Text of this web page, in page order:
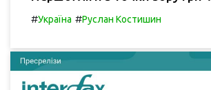
#Україна #Руслан Костишин